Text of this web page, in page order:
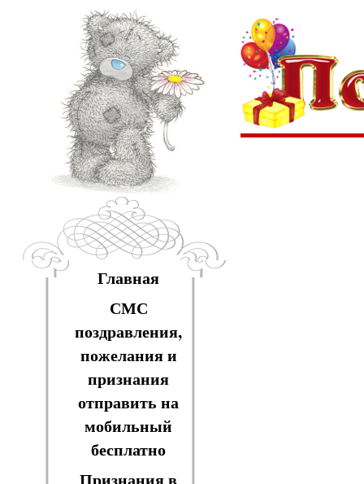
Главная
СМС
поздравления,
пожелания и
признания
отправить на
мобильный
бесплатно